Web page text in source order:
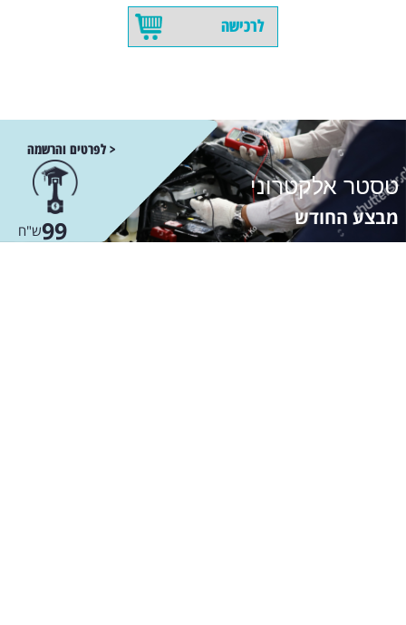
לרכישה
< לפרטים והרשמה
ש"ח99
טסטר אלקטרוני
מבצע החודש